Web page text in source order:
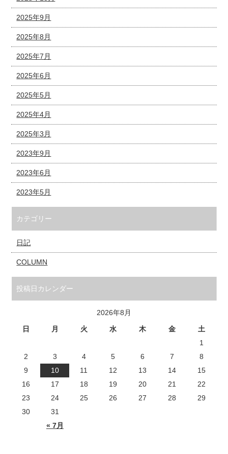
2025年9月
2025年8月
2025年7月
2025年6月
2025年5月
2025年4月
2025年3月
2023年9月
2023年6月
2023年5月
カテゴリー
日記
COLUMN
投稿日カレンダー
2026年8月
日
月 火 水 木 金 土
« 7月
1
2
3 4 5 6 7
8
9
10 11 12 13 14
15
16
17 18 19 20 21
22
23
24 25 26 27 28
29
30
31